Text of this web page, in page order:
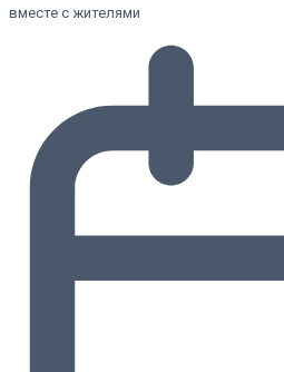
вместе с жителями